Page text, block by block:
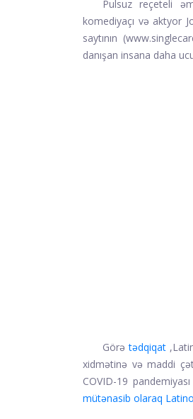
Pulsuz reçeteli
komediyaçı və aktyor
saytının
danışan insana daha
Görə tədqiqat ,
xidmətinə və maddi
COVID-19
mütənasib olaraq